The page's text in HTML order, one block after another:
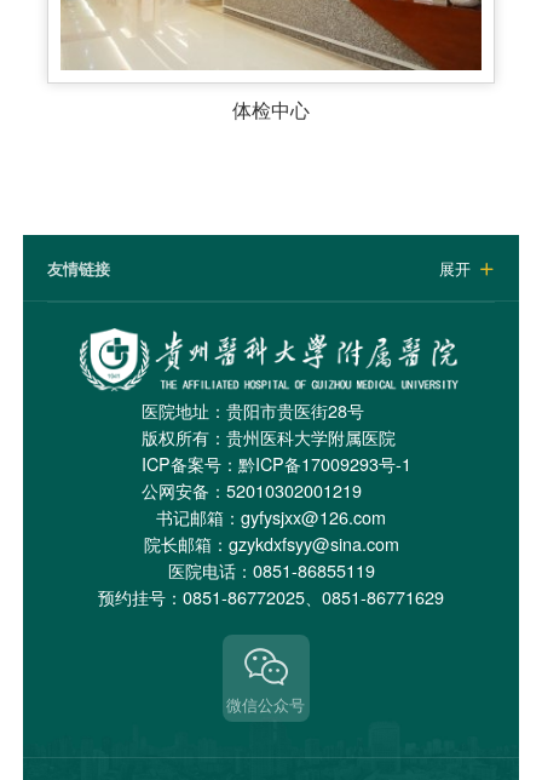
体检中心
友情链接 展开 
医院地址：贵阳市贵医街28号
版权所有：贵州医科大学附属医院
ICP备案号： 黔ICP备17009293号-1
公网安备：52010302001219
书记邮箱：gyfysjxx@126.com
院长邮箱：gzykdxfsyy@sina.com
医院电话：0851-86855119
预约挂号：0851-86772025、0851-86771629
微信公众号